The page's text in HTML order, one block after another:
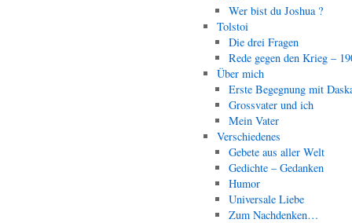
Wer bist du Joshua ?
Tolstoi
Die drei Fragen
Rede gegen den Krieg –
Über mich
Erste Begegnung mit
Grossvater und ich
Mein Vater
Verschiedenes
Gebete aus aller Welt
Gedichte – Gedanken
Humor
Universale Liebe
Zum Nachdenken…